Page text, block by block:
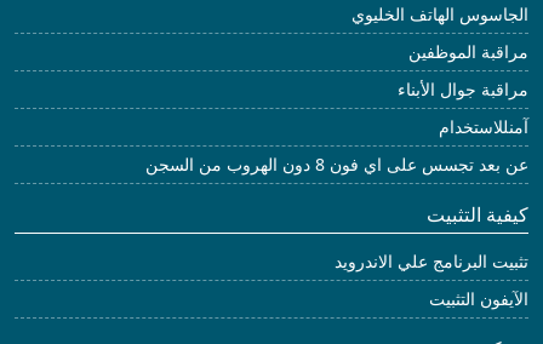
الجاسوس الهاتف الخليوي
مراقبة الموظفين
مراقبة جوال الأبناء
آمنللاستخدام
عن بعد تجسس على اي فون 8 دون الهروب من السجن
كيفية التثبيت
تثبيت البرنامج علي الاندرويد
الآيفون التثبيت